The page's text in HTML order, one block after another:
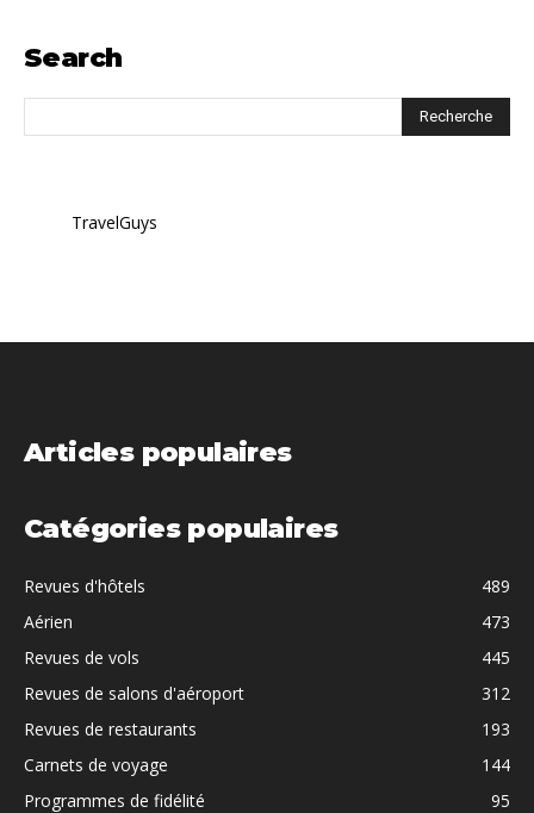
Search
TravelGuys
Articles populaires
Catégories populaires
Revues d'hôtels
489
Aérien
473
Revues de vols
445
Revues de salons d'aéroport
312
Revues de restaurants
193
Carnets de voyage
144
Programmes de fidélité
95